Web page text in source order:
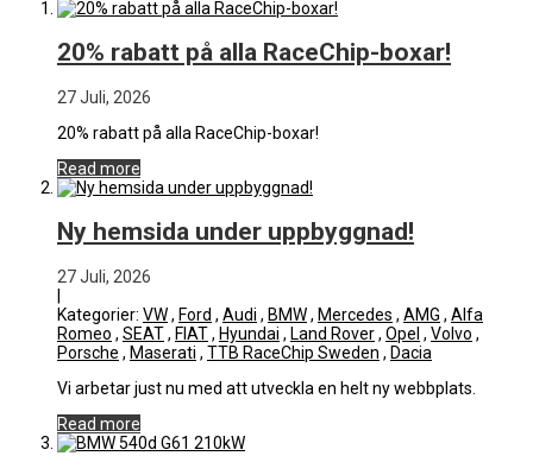
20% rabatt på alla RaceChip-boxar!
27 Juli, 2026
20% rabatt på alla RaceChip-boxar!
Read more
Ny hemsida under uppbyggnad!
27 Juli, 2026
Kategorier: VW, Ford , Audi , BMW, Mercedes , AMG , Alfa
Romeo , SEAT, FIAT, Hyundai , Land Rover, Opel , Volvo ,
Porsche , Maserati , TTB RaceChip Sweden , Dacia
Vi arbetar just nu med att utveckla en helt ny webbplats.
Read more